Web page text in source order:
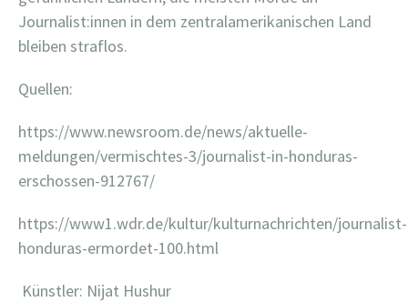
Journalist:innen in dem zentralamerikanischen Land
bleiben straflos.
Quellen:
https://www.newsroom.de/news/aktuelle-
meldungen/vermischtes-3/journalist-in-honduras-
erschossen-912767/
https://www1.wdr.de/kultur/kulturnachrichten/journalist-
honduras-ermordet-100.html
Künstler: Nijat Hushur